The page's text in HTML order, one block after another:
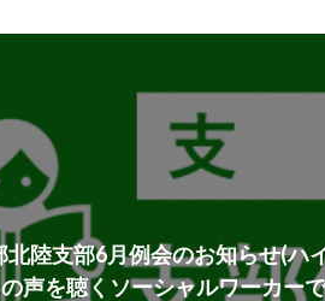
北陸支部6月例会のお知らせ(ハ
の声を聴くソーシャルワーカ